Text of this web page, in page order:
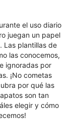
el uso diario
juegan un papel
Las plantillas de
las conocemos,
ignoradas por
¡No cometas
por qué las
son tan
elegir y cómo